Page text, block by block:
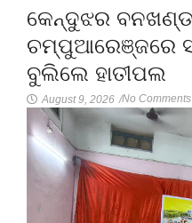
କେନ୍ଦୁଝର ବନଖଣ୍ଡ
ଚମ୍ପୁଆରେଞ୍ଜରେ
ବୁଲିଲେ ହାତୀପଲ
August 9, 2026 /No Comments